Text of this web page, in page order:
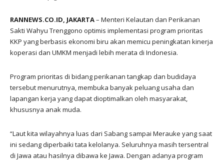
RANNEWS.CO.ID, JAKARTA– Menteri Kelautan dan Perikanan
Sakti Wahyu Trenggono optimis implementasi program prioritas
KKP yang berbasis ekonomi biru akan memicu peningkatan kinerja
koperasi dan UMKM menjadi lebih merata di Indonesia.
Program prioritas di bidang perikanan tangkap dan budidaya
tersebut menurutnya, membuka banyak peluang usaha dan
lapangan kerja yang dapat dioptimalkan oleh masyarakat,
khususnya anak muda.
“Laut kita wilayahnya luas dari Sabang sampai Merauke yang saat
ini sedang diperbaiki tata kelolanya. Seluruhnya masih tersentral
di Jawa atau hasilnya dibawa ke Jawa. Dengan adanya program